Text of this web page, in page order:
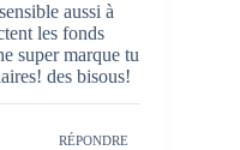
aussi à
les fonds
super marque tu
des bisous!
RÉPONDRE